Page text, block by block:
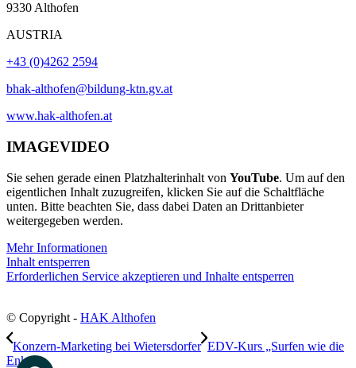
9330 Althofen
AUSTRIA
+43 (0)4262 2594
bhak-althofen@bildung-ktn.gv.at
www.hak-althofen.at
IMAGEVIDEO
Sie sehen gerade einen Platzhalterinhalt von YouTube. Um auf den
eigentlichen Inhalt zuzugreifen, klicken Sie auf die Schaltfläche
unten. Bitte beachten Sie, dass dabei Daten an Drittanbieter
weitergegeben werden.
Mehr Informationen
Inhalt entsperren
Erforderlichen Service akzeptieren und Inhalte entsperren
© Copyright - HAK Althofen
Konzern-Marketing bei Wietersdorfer EDV-Kurs „Surfen wie die
Enkel“